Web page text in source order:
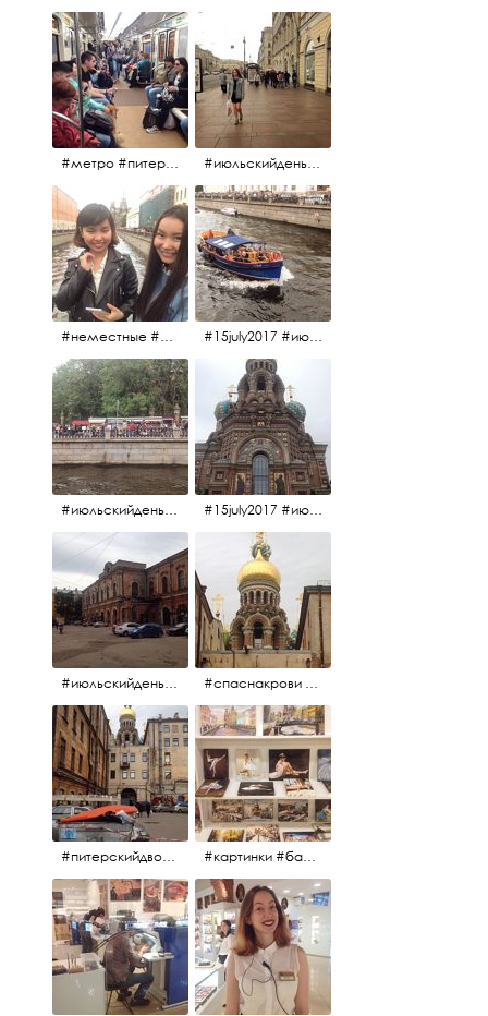
#метро #питерскоеметро #невскаялиния #июльскийдень2017 #15july2017 #невский
#неместные #июльскийдень2017 #15july2017 #июльскийдень2017 #катерок #bonfire
#июльскийдень2017 #15july2017 #15july2017 #июльскийдень2017 #спаснакрови
#июльскийдень2017 #15july2017 #спаснакрови #июльскийдень2017
#питерскийдвор #спаснакрови #июльскийдень2017 #картинки #балетпитера #янтарьроссиии